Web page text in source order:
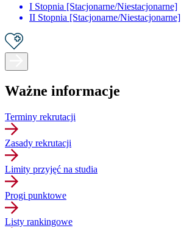
I Stopnia [Stacjonarne/Niestacjonarne]
II Stopnia [Stacjonarne/Niestacjonarne]
Ważne informacje
Terminy rekrutacji
Zasady rekrutacji
Limity przyjęć na studia
Progi punktowe
Listy rankingowe